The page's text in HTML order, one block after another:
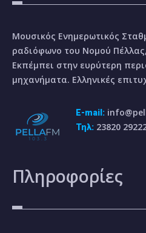
Μουσικός Ενημερωτικός
ραδιόφωνο του Νομού
Εκπέμπει στην ευρύτερη
μηχανήματα. Ελληνικές
E-mail:
Τηλ: 23820
Πληροφορίες